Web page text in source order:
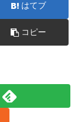
はてブ
コピー